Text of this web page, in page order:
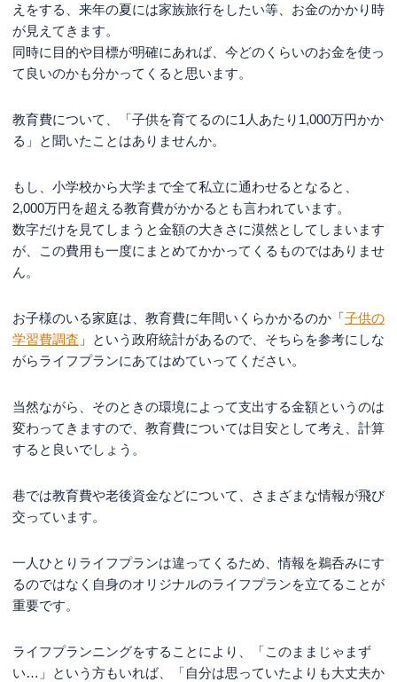
えをする、来年の夏には家族旅行をしたい等、お金のかかり時
が見えてきます。
同時に目的や目標が明確にあれば、今どのくらいのお金を使っ
て良いのかも分かってくると思います。
教育費について、「子供を育てるのに1人あたり1,000万円かか
る」と聞いたことはありませんか。
もし、小学校から大学まで全て私立に通わせるとなると、
2,000万円を超える教育費がかかるとも言われています。
数字だけを見てしまうと金額の大きさに漠然としてしまいます
が、この費用も一度にまとめてかかってくるものではありませ
ん。
お子様のいる家庭は、教育費に年間いくらかかるのか「子供の
学習費調査 」という政府統計があるので、そちらを参考にしな
がらライフプランにあてはめていってください。
当然ながら、そのときの環境によって支出する金額というのは
変わってきますので、教育費については目安として考え、計算
すると良いでしょう。
巷では教育費や老後資金などについて、さまざまな情報が飛び
交っています。
一人ひとりライフプランは違ってくるため、情報を鵜呑みにす
るのではなく自身のオリジナルのライフプランを立てることが
重要です。
ライフプランニングをすることにより、「このままじゃまず
い…」という方もいれば、「自分は思っていたよりも大丈夫か